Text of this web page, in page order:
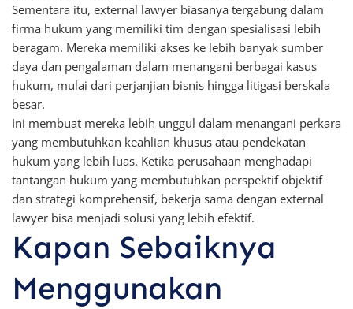
Sementara itu, external lawyer biasanya tergabung dalam
firma hukum yang memiliki tim dengan spesialisasi lebih
beragam. Mereka memiliki akses ke lebih banyak sumber
daya dan pengalaman dalam menangani berbagai kasus
hukum, mulai dari perjanjian bisnis hingga litigasi berskala
besar.
Ini membuat mereka lebih unggul dalam menangani perkara
yang membutuhkan keahlian khusus atau pendekatan
hukum yang lebih luas. Ketika perusahaan menghadapi
tantangan hukum yang membutuhkan perspektif objektif
dan strategi komprehensif, bekerja sama dengan external
lawyer bisa menjadi solusi yang lebih efektif.
Kapan Sebaiknya
Menggunakan